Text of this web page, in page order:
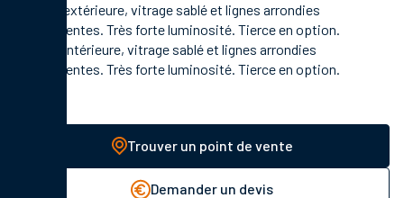
En face extérieure, vitrage sablé et lignes arrondies
transparentes. Très forte luminosité. Tierce en option.
En face intérieure, vitrage sablé et lignes arrondies
transparentes. Très forte luminosité. Tierce en option.
Trouver un point de vente
Demander un devis